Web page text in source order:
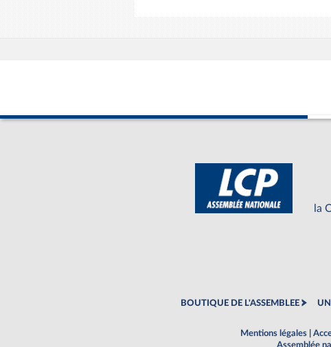
la
BOUTIQUE DE L'ASSEMBLEE
Mentions légales
Assemblée